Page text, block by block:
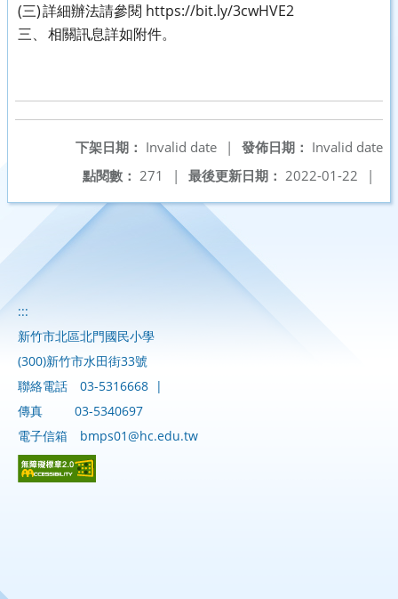
(三)詳細辦法請參閱 https://bit.ly/3cwHVE2
三、 相關訊息詳如附件。
發佈日期： Invalid date
下架日期： Invalid date
|
最後更新日期： 2022-01-22 |
點閱數： 271 |
:::
新竹市北區北門國民小學
(300)新竹市水田街33號
聯絡電話
03-5316668 |
傳真
03-5340697
電子信箱
bmps01@hc.edu.tw